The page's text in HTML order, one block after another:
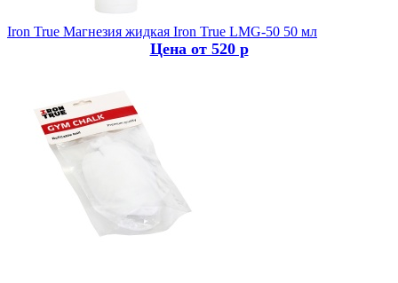
Iron True Магнезия жидкая Iron True LMG-50 50 мл
Цена от 520 р